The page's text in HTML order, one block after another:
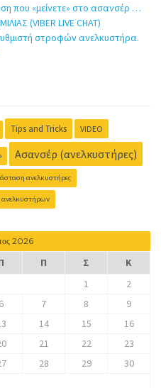
που «μείνετε» στο ασανσέρ …
(VIBER LIVE CHAT)
στροφών ανελκυστήρα.
Tips and Tricks VIDEO
Ασανσέρ (ανελκυστήρες)
ανελκυστήρες
ανελκυστήρων
2026
Π Σ
Κ
1
2
6 7 8
9
14 15
16
21 22
23
28 29
30